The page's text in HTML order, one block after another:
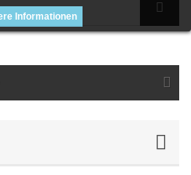
Informationen